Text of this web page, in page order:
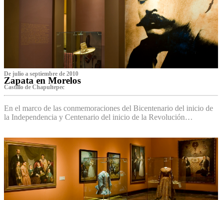
De julio a septiembre de 2010
Zapata en Morelos
Castillo de Chapultepec
En el marco de las conmemoraciones del Bicentenario del inicio de
la Independencia y Centenario del inicio de la Revolución…